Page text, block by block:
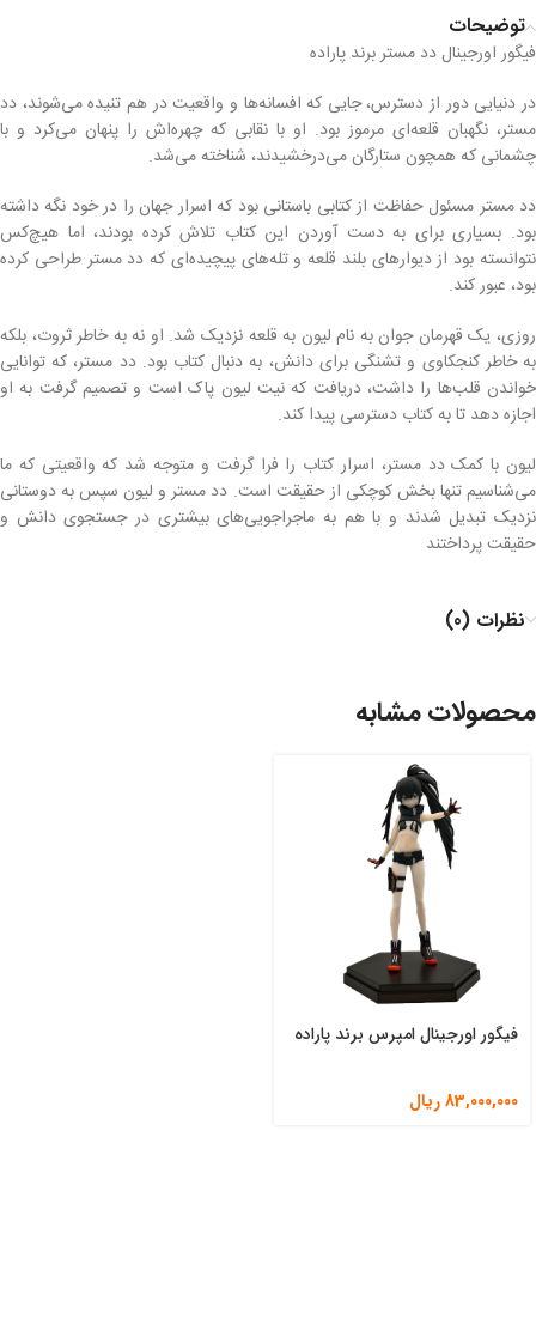
توضیحات
فیگور اورجینال دد مستر برند پاراده
در دنیایی دور از دسترس، جایی که افسانه‌ها و واقعیت در هم تنیده می‌شوند، دد
مستر، نگهبان قلعه‌ای مرموز بود. او با نقابی که چهره‌اش را پنهان می‌کرد و با
چشمانی که همچون ستارگان می‌درخشیدند، شناخته می‌شد.
دد مستر مسئول حفاظت از کتابی باستانی بود که اسرار جهان را در خود نگه داشته
بود. بسیاری برای به دست آوردن این کتاب تلاش کرده بودند، اما هیچ‌کس
نتوانسته بود از دیوارهای بلند قلعه و تله‌های پیچیده‌ای که دد مستر طراحی کرده
بود، عبور کند.
روزی، یک قهرمان جوان به نام لیون به قلعه نزدیک شد. او نه به خاطر ثروت، بلکه
به خاطر کنجکاوی و تشنگی برای دانش، به دنبال کتاب بود. دد مستر، که توانایی
خواندن قلب‌ها را داشت، دریافت که نیت لیون پاک است و تصمیم گرفت به او
اجازه دهد تا به کتاب دسترسی پیدا کند.
لیون با کمک دد مستر، اسرار کتاب را فرا گرفت و متوجه شد که واقعیتی که ما
می‌شناسیم تنها بخش کوچکی از حقیقت است. دد مستر و لیون سپس به دوستانی
نزدیک تبدیل شدند و با هم به ماجراجویی‌های بیشتری در جستجوی دانش و
حقیقت پرداختند
نظرات (0)
محصولات مشابه
فیگور اورجینال امپرس برند پاراده
83,000,000ریال